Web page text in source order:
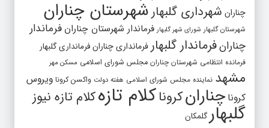
چناران شهرداری گلبهار شهرستان چناران
شهرستان گلبهار شورای شهر گلبهار فرماندار شهرستان چناران فرماندار
چنارانفرماندار گلبهار فرمانداری چنارانفرمانداری گلبهار
فرمانده انتظامی شهرستان چناران مجلس شورای اسلامی مسکن مهر
مشهد نماینده مجلس شورای اسلامی هفته دولت واکسن کرونا ویروس
کرونا چنارانکروناکلام تازهکلام تازه نیوز
گلبهار گلمکان